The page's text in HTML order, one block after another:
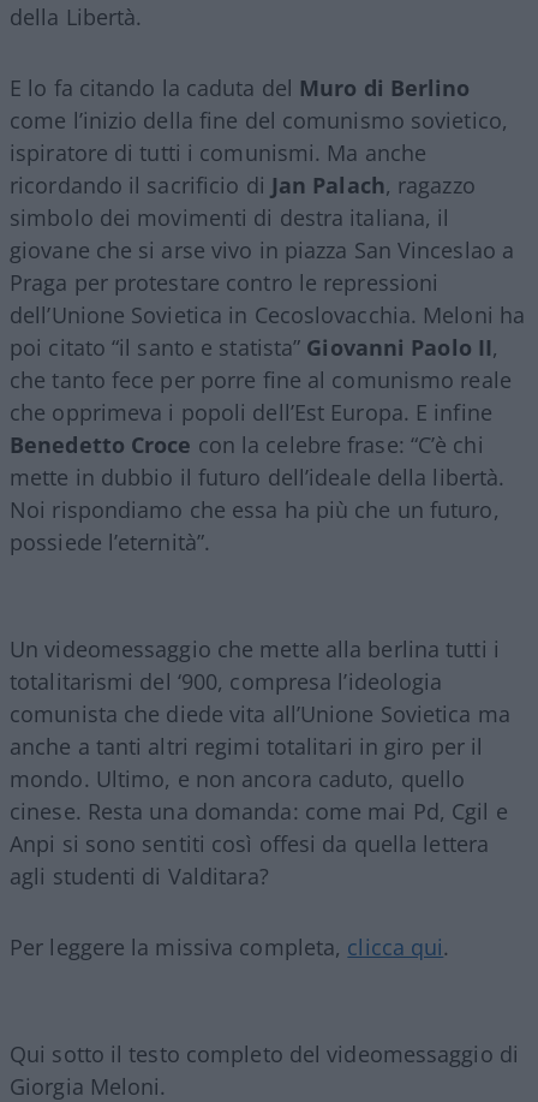
della Libertà.
E lo fa citando la caduta del Muro di Berlino
come l’inizio della fine del comunismo sovietico,
ispiratore di tutti i comunismi. Ma anche
ricordando il sacrificio di Jan Palach, ragazzo
simbolo dei movimenti di destra italiana, il
giovane che si arse vivo in piazza San Vinceslao a
Praga per protestare contro le repressioni
dell’Unione Sovietica in Cecoslovacchia. Meloni ha
poi citato “il santo e statista” Giovanni Paolo II,
che tanto fece per porre fine al comunismo reale
che opprimeva i popoli dell’Est Europa. E infine
Benedetto Croce con la celebre frase: “C’è chi
mette in dubbio il futuro dell’ideale della libertà.
Noi rispondiamo che essa ha più che un futuro,
possiede l’eternità”.
Un videomessaggio che mette alla berlina tutti i
totalitarismi del ‘900, compresa l’ideologia
comunista che diede vita all’Unione Sovietica ma
anche a tanti altri regimi totalitari in giro per il
mondo. Ultimo, e non ancora caduto, quello
cinese. Resta una domanda: come mai Pd, Cgil e
Anpi si sono sentiti così offesi da quella lettera
agli studenti di Valditara?
Per leggere la missiva completa, clicca qui.
Qui sotto il testo completo del videomessaggio di
Giorgia Meloni.